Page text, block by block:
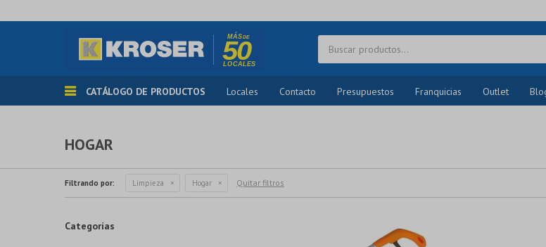
CATÁLOGO DE PRODUCTOS Locales Contacto Presupuestos Franquicias Outlet
HOGAR
Filtrando por: Limpieza Hogar Quitar filtros
Categorías